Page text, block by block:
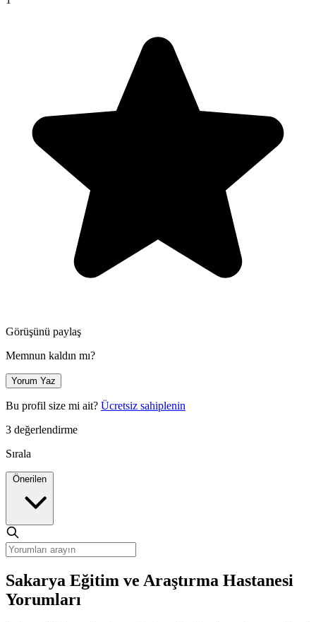
Görüşünü paylaş
Memnun kaldın mı?
Yorum Yaz
Bu profil size mi ait? Ücretsiz sahiplenin
3 değerlendirme
Sırala
Sakarya Eğitim ve Araştırma Hastanesi
Yorumları